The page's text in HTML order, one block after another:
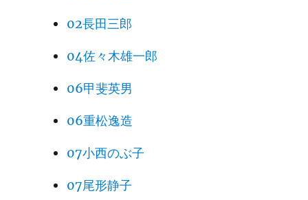
02長田三郎
04佐々木雄一郎
06甲斐英男
06重松逸造
07小西のぶ子
07尾形静子